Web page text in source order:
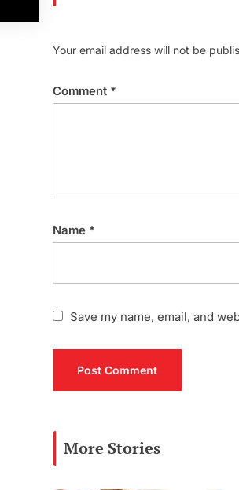
Your email address will not be
Comment *
Name *
Save my name, email, and
More Stories